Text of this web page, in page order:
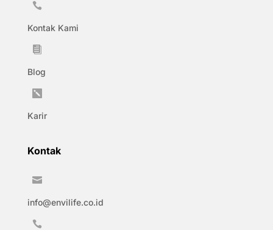

Kontak Kami

Blog

Karir
Kontak

info@envilife.co.id
